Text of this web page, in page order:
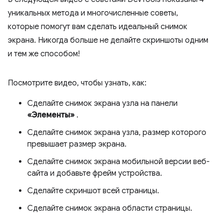
уникальных метода и многочисленные советы,
которые помогут вам сделать идеальный снимок
экрана. Никогда больше не делайте скриншоты одним
и тем же способом!
Посмотрите видео, чтобы узнать, как:
Сделайте снимок экрана узла на панели
«Элементы» .
Сделайте снимок экрана узла, размер которого
превышает размер экрана.
Сделайте снимок экрана мобильной версии веб-
сайта и добавьте фрейм устройства.
Сделайте скриншот всей страницы.
Сделайте снимок экрана области страницы.